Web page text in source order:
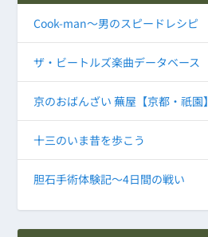
Cook-man～男のスピードレシピ
ザ・ビートルズ楽曲データベース
京のおばんざい 蕪屋【京都・祇園】
十三のいま昔を歩こう
胆石手術体験記～4日間の戦い